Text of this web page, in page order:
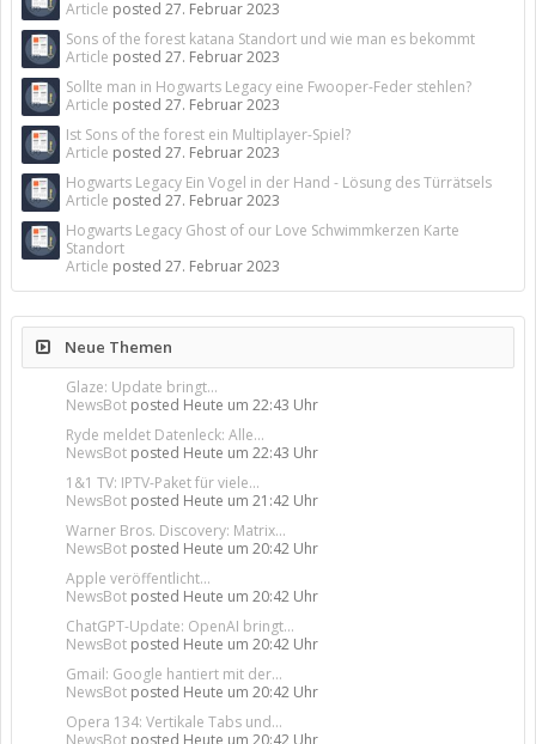
Article posted 27. Februar 2023
Sons of the forest katana Standort und wie man es bekommt
Article posted 27. Februar 2023
Sollte man in Hogwarts Legacy eine Fwooper-Feder stehlen?
Article posted 27. Februar 2023
Ist Sons of the forest ein Multiplayer-Spiel?
Article posted 27. Februar 2023
Hogwarts Legacy Ein Vogel in der Hand - Lösung des Türrätsels
Article posted 27. Februar 2023
Hogwarts Legacy Ghost of our Love Schwimmkerzen Karte
Standort
Article posted 27. Februar 2023
Neue Themen
Glaze: Update bringt...
NewsBot posted Heute um 22:43 Uhr
Ryde meldet Datenleck: Alle...
NewsBot posted Heute um 22:43 Uhr
1&1 TV: IPTV-Paket für viele...
NewsBot posted Heute um 21:42 Uhr
Warner Bros. Discovery: Matrix...
NewsBot posted Heute um 20:42 Uhr
Apple veröffentlicht...
NewsBot posted Heute um 20:42 Uhr
ChatGPT-Update: OpenAI bringt...
NewsBot posted Heute um 20:42 Uhr
Gmail: Google hantiert mit der...
NewsBot posted Heute um 20:42 Uhr
Opera 134: Vertikale Tabs und...
NewsBot posted Heute um 20:42 Uhr